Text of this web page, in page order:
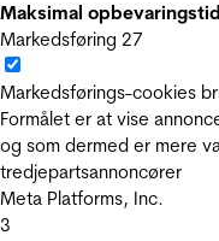
Maksimal opbevaringstid
Markedsføring 27
Markedsførings-cookies
Formålet er at vise
og som dermed er mere
tredjepartsannoncører
Meta Platforms, Inc.
3